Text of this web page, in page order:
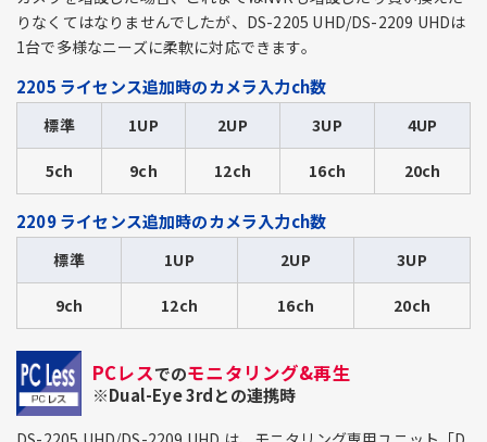
りなくてはなりませんでしたが、DS-2205 UHD/DS-2209 UHDは
1台で多様なニーズに柔軟に対応できます。
2205 ライセンス追加時のカメラ入力ch数
標準 1UP 2UP 3UP 4UP
5ch 9ch 12ch 16ch 20ch
2209 ライセンス追加時のカメラ入力ch数
標準 1UP 2UP 3UP
9ch 12ch 16ch 20ch
PCレスでのモニタリング&再生
※Dual-Eye 3rdとの連携時